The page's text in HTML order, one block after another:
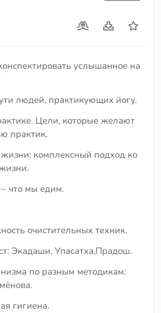
услышанное на
людей, практикующих йогу.
Цели, которые желают
практик.
комплексный подход ко
что мы едим.
очистительных техник.
Экадаши, Упасатха,Прадош.
по разным методикам:
гигиена.